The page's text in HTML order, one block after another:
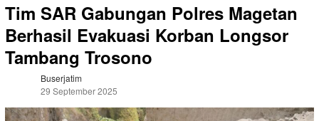
Tim SAR Gabungan Polres Magetan
Berhasil Evakuasi Korban Longsor
Tambang Trosono
Buserjatim
29 September 2025